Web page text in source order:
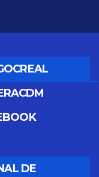
DE